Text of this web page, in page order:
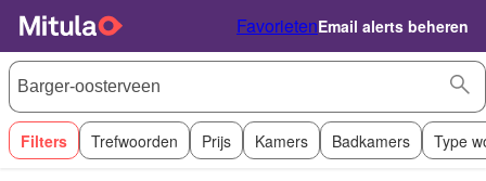
FavorietenEmail alerts beheren
Filters Trefwoorden Prijs Kamers Badkamers Type